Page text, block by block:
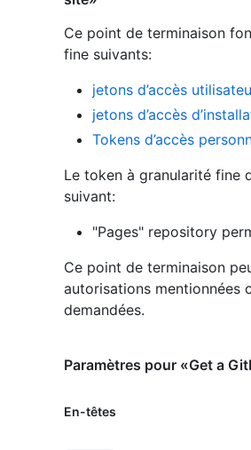
Ce point de terminaison
fine suivants:
jetons d’accès
jetons d’accès
Tokens d’accès
Le token à granularité fine
suivant:
"Pages" repository
Ce point de terminaison
autorisations mentionnées
demandées.
Paramètres pour «Get a
En-têtes